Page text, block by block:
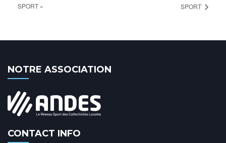
SPORT »
SPORT
NOTRE ASSOCIATION
CONTACT INFO